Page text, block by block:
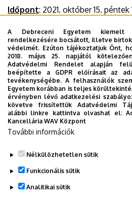
Időpont: 2021. október 15.
Helyszín: Debreceni Egyetem
Egyetem tér 1.)
Dokumentumok
program_-
(1.89 MB)
Last update: 2021. 11. 22. 14:22
A Debreceni Egyetem kiemelt
rendelkezésére bocsátott, illetve
védelmét. Ezúton tájékoztatjuk Önt,
2018. május 25. napjától
Adatvédelmi Rendelet alapján
beépítette a GDPR előírásait az
tevékenységébe. A felhasználók
Egyetem korábban is teljes
érvényben lévő adatkezelési
követve frissítettük Adatvédelmi
alábbi linkre kattintva olvashat el:
Kancellária WAV Központ
További információk
Nélkülözhetetlen sütik
Funkcionális sütik
Analitikai sütik